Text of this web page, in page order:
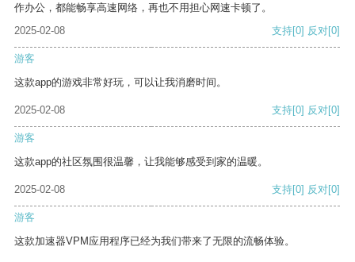
作办公，都能畅享高速网络，再也不用担心网速卡顿了。
2025-02-08
支持[0] 反对[0]
游客
这款app的游戏非常好玩，可以让我消磨时间。
2025-02-08 支持[0] 反对[0]
游客
这款app的社区氛围很温馨，让我能够感受到家的温暖。
2025-02-08 支持[0] 反对[0]
游客
这款加速器VPM应用程序已经为我们带来了无限的流畅体验。